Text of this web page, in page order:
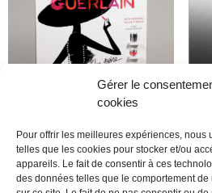
Gérer le
cookies
Pour offrir les meilleures expériences, nous
telles que les cookies pour stocker et/ou
appareils. Le fait de consentir à ces
des données telles que le comportement
guerlain